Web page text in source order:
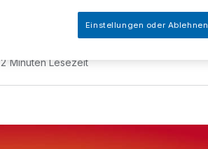
2 Minuten Lesezeit
Einstellungen oder Ablehnen